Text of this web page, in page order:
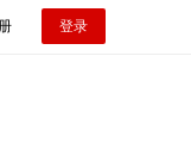
登录